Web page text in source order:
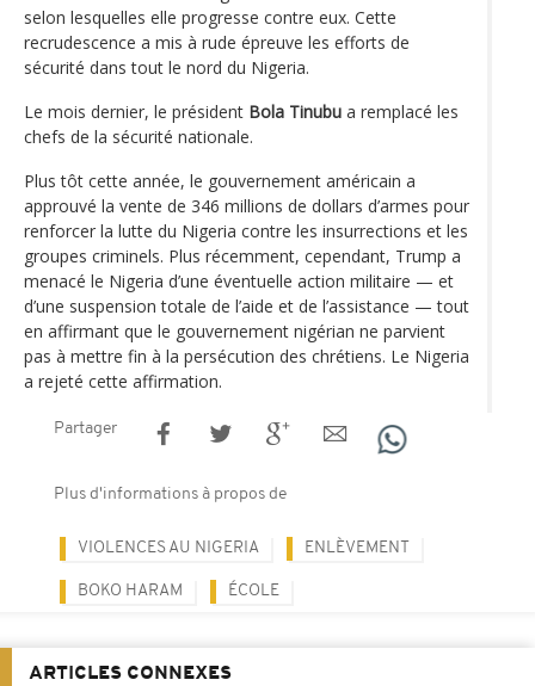
selon lesquelles elle progresse contre eux. Cette
recrudescence a mis à rude épreuve les efforts de
sécurité dans tout le nord du Nigeria.
Le mois dernier, le président Bola Tinubu a remplacé les
chefs de la sécurité nationale.
Plus tôt cette année, le gouvernement américain a
approuvé la vente de 346 millions de dollars d’armes pour
renforcer la lutte du Nigeria contre les insurrections et les
groupes criminels. Plus récemment, cependant, Trump a
menacé le Nigeria d’une éventuelle action militaire — et
d’une suspension totale de l’aide et de l’assistance — tout
en affirmant que le gouvernement nigérian ne parvient
pas à mettre fin à la persécution des chrétiens. Le Nigeria
a rejeté cette affirmation.
Partager
Plus d'informations à propos de
VIOLENCES AU NIGERIA ENLÈVEMENT
BOKO HARAM ÉCOLE
ARTICLES CONNEXES